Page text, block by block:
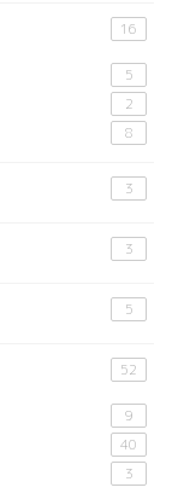
16
5
2
8
3
3
5
52
9
40
3